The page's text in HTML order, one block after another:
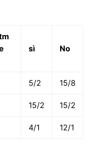
sì No
5/2 15/8
15/2 15/2
4/1 12/1